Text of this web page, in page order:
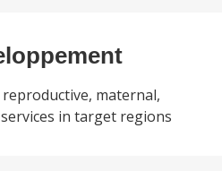
maternal,
in target regions